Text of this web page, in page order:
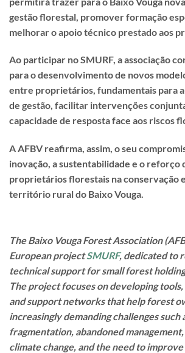
gestão florestal, promover formação
melhorar o apoio técnico prestado aos
Ao participar no SMURF, a associação
para o desenvolvimento de novos
entre proprietários, fundamentais para
de gestão, facilitar intervenções
capacidade de resposta face aos riscos
A AFBV reafirma, assim, o seu
inovação, a sustentabilidade e o reforço
proprietários florestais na conservação
território rural do Baixo Vouga.
The Baixo Vouga Forest Association
European projectSMURF, dedicated to
technical support for small forest
The project focuses on developing
and support networks that help forest
increasingly demanding challenges such
fragmentation, abandoned
climate change, and the need to